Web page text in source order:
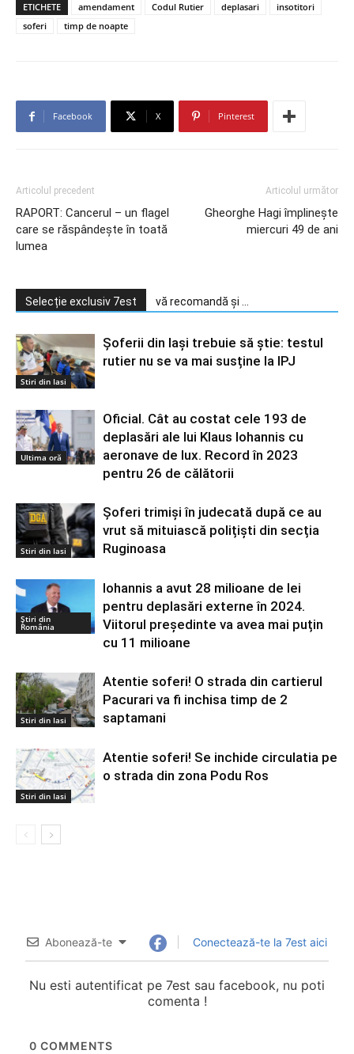
ETICHETE amendament Codul Rutier deplasari
insotitori
soferi
timp de noapte
Facebook X Pinterest
Articolul precedent
RAPORT: Cancerul – un flagel
care se răspândeşte în toată
lumea
Articolul următor
Gheorghe Hagi împlineşte
miercuri 49 de ani
Selecție exclusiv 7est vă recomandă și ...
Stiri din Iasi
Șoferii din Iași trebuie să știe: testul
rutier nu se va mai susține la IPJ
Ultima oră
Oficial. Cât au costat cele 193 de
deplasări ale lui Klaus Iohannis cu
aeronave de lux. Record în 2023
pentru 26 de călătorii
Stiri din Iasi
Șoferi trimiși în judecată după ce au
vrut să mituiască polițiști din secția
Ruginoasa
Știri din
România
Iohannis a avut 28 milioane de lei
pentru deplasări externe în 2024.
Viitorul președinte va avea mai puțin
cu 11 milioane
Stiri din Iasi
Atentie soferi! O strada din cartierul
Pacurari va fi inchisa timp de 2
saptamani
Stiri din Iasi
Atentie soferi! Se inchide circulatia pe
o strada din zona Podu Ros
Abonează-te Conectează-te la 7est aici
Nu esti autentificat pe 7est sau facebook, nu poti
comenta !
0 COMMENTS